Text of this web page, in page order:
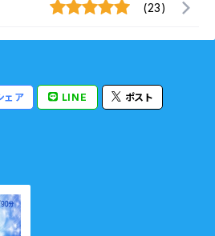
(23)
ェア LINE ポスト